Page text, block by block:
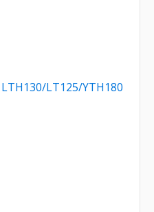
LT125/YTH180